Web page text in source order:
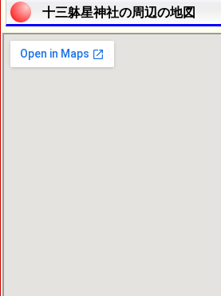
十三躰星神社の周辺の地図